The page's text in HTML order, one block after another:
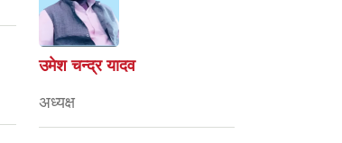
उमेश चन्द्र यादव
अध्यक्ष